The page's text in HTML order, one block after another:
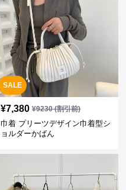
SALE
¥7,380 ¥9230(割引前)
巾着 プリーツデザイン巾着型シ
ョルダーかばん